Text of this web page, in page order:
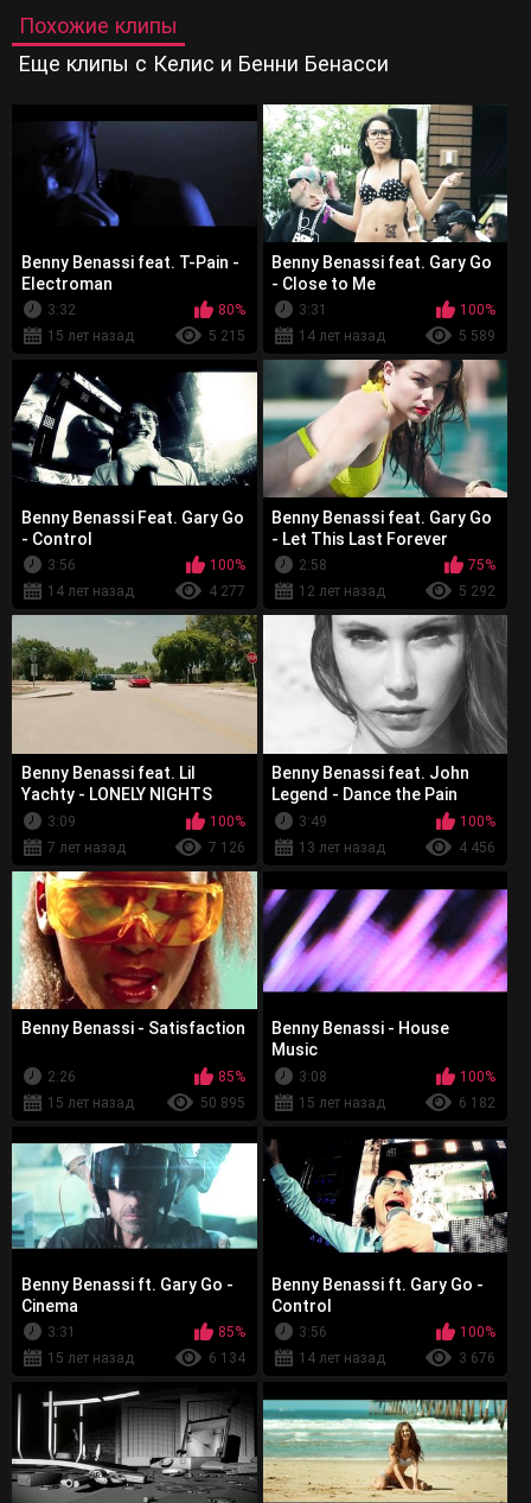
Похожие клипы
Еще клипы с Келис и Бенни Бенасси
Benny Benassi feat. T-Pain -
Electroman
3:32
80%
15 лет назад
5 215
Benny Benassi feat. Gary Go
- Close to Me
3:31
100%
14 лет назад
5 589
Benny Benassi Feat. Gary Go
- Control
3:56
100%
14 лет назад
4 277
Benny Benassi feat. Gary Go
- Let This Last Forever
2:58
75%
12 лет назад
5 292
Benny Benassi feat. Lil
Yachty - LONELY NIGHTS
3:09
100%
7 лет назад
7 126
Benny Benassi feat. John
Legend - Dance the Pain
Away3:49
100%
13 лет назад
4 456
Benny Benassi - Satisfaction
2:26
85%
15 лет назад
50 895
Benny Benassi - House
Music
3:08
100%
15 лет назад
6 182
Benny Benassi ft. Gary Go -
Cinema
3:31
85%
15 лет назад
6 134
Benny Benassi ft. Gary Go -
Control
3:56
100%
14 лет назад
3 676